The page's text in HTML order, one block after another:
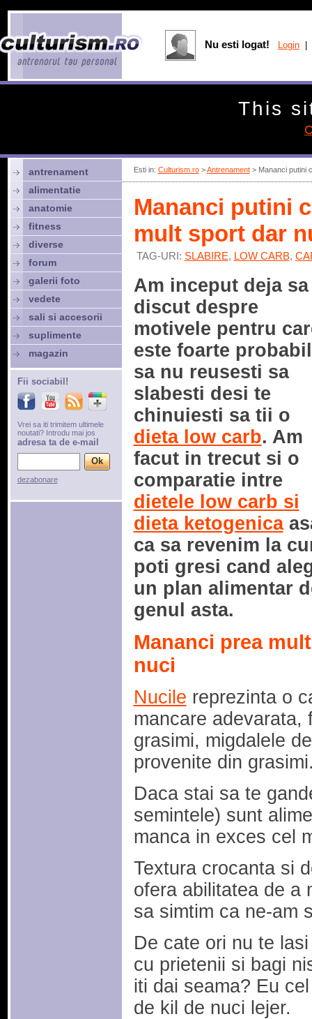
Esti in: Culturism.ro>Antrenament> Mananci putini
Mananci putini
mult sport dar
TAG-URI: SLABIRE, LOW CARB,
Am inceput deja sa
discut despre
motivele pentru
este foarte probabil
sa nu reusesti sa
slabesti desi te
chinuiesti sa tii o
dieta low carb. Am
facut in trecut si o
comparatie intre
dietele low carb si
dieta ketogenica
ca sa revenim la
poti gresi cand
un plan alimentar
genul asta.
Mananci prea
nuci
Nucile reprezinta o
mancare adevarata,
grasimi, migdalele
provenite din
Daca stai sa te
semintele) sunt
manca in exces cel
Textura crocanta si
ofera abilitatea de a
sa simtim ca ne-am
De cate ori nu te
cu prietenii si bagi
iti dai seama? Eu
de kil de nuci lejer.
antrenament
alimentatie
anatomie
fitness
diverse
forum
galerii foto
vedete
sali si accesorii
suplimente
magazin
Fii sociabil!
Vrei sa iti trimitem ultimele
noutati? Introdu mai jos
adresa ta de e-mail
dezabonare
Nu esti logat! Login
This